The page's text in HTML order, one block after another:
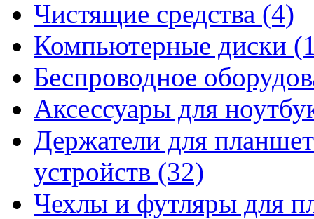
Чистящие средства (4)
Компьютерные диски
Беспроводное
Аксессуары для
Держатели для
устройств (32)
Чехлы и футляры для